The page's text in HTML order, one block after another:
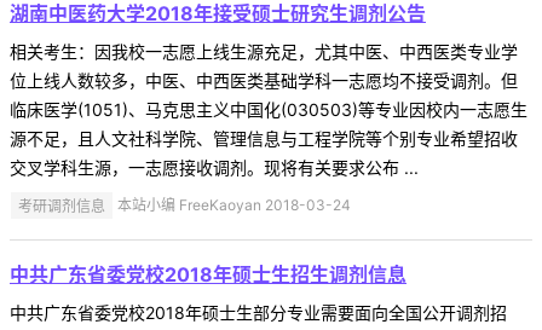
湖南中医药大学2018年接受硕士研究生调剂公告
相关考生：因我校一志愿上线生源充足，尤其中医、中西医类专业学
位上线人数较多，中医、中西医类基础学科一志愿均不接受调剂。但
临床医学(1051)、马克思主义中国化(030503)等专业因校内一志愿生
源不足，且人文社科学院、管理信息与工程学院等个别专业希望招收
交叉学科生源，一志愿接收调剂。现将有关要求公布 ...
考研调剂信息 本站小编 FreeKaoyan 2018-03-24
中共广东省委党校2018年硕士生招生调剂信息
中共广东省委党校2018年硕士生部分专业需要面向全国公开调剂招